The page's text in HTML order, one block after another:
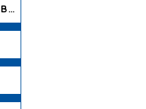
Mitsubishi Premium 18.000 BTU